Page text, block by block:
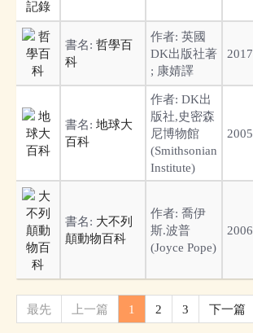
書名: 哲學百
科
作者: 英國
DK出版社著
; 康婧譯
2017
書名: 地球大
百科
作者: DK出
版社,史密森
尼博物館
(Smithsonian
Institute)
2005
書名: 大不列
顛動物百科
作者: 喬伊
斯.波普
(Joyce Pope)
2006
最先 上一篇 1 2 3 下一篇